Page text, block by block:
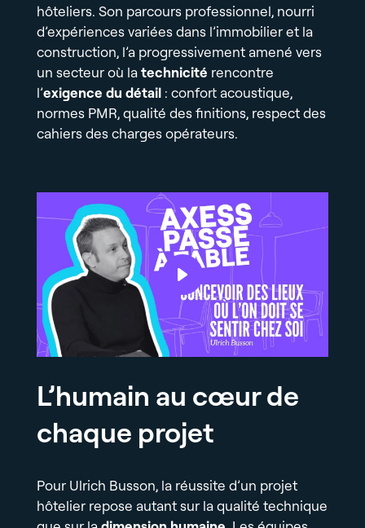
hôteliers. Son parcours professionnel, nourri
d’expériences variées dans l’immobilier et la
construction, l’a progressivement amené vers
un secteur où latechnicité rencontre
l’exigence du détail: confort acoustique,
normes PMR, qualité des finitions, respect des
cahiers des charges opérateurs.
L’humain au cœur de
chaque projet
Pour Ulrich Busson, la réussite d’un projet
hôtelier repose autant sur la qualité technique